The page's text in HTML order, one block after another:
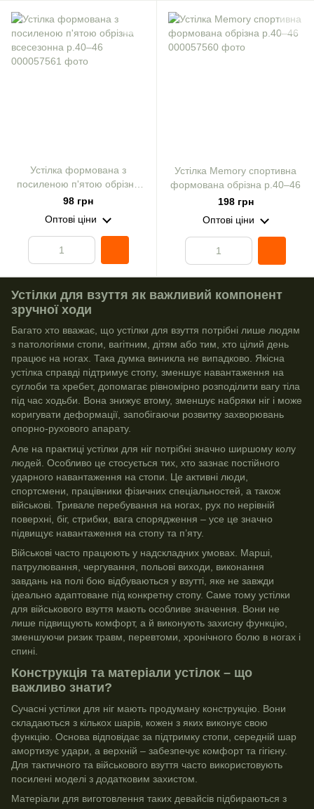
Устілка формована з
посиленою п'ятою обрізна
всесезонна р.40–46
98 грн
Оптові ціни
Устілка Memory спортивна
формована обрізна р.40–46
198 грн
Оптові ціни
Устілки для взуття як важливий компонент
зручної ходи
Багато хто вважає, що устілки для взуття потрібні лише людям
з патологіями стопи, вагітним, дітям або тим, хто цілий день
працює на ногах. Така думка виникла не випадково. Якісна
устілка справді підтримує стопу, зменшує навантаження на
суглоби та хребет, допомагає рівномірно розподілити вагу тіла
під час ходьби. Вона знижує втому, зменшує набряки ніг і може
коригувати деформації, запобігаючи розвитку захворювань
опорно-рухового апарату.
Але на практиці устілки для ніг потрібні значно ширшому колу
людей. Особливо це стосується тих, хто зазнає постійного
ударного навантаження на стопи. Це активні люди,
спортсмени, працівники фізичних спеціальностей, а також
військові. Тривале перебування на ногах, рух по нерівній
поверхні, біг, стрибки, вага спорядження – усе це значно
підвищує навантаження на стопу та п’яту.
Військові часто працюють у надскладних умовах. Марші,
патрулювання, чергування, польові виходи, виконання
завдань на полі бою відбуваються у взутті, яке не завжди
ідеально адаптоване під конкретну стопу. Саме тому устілки
для військового взуття мають особливе значення. Вони не
лише підвищують комфорт, а й виконують захисну функцію,
зменшуючи ризик травм, перевтоми, хронічного болю в ногах і
спині.
Конструкція та матеріали устілок – що
важливо знати?
Сучасні устілки для ніг мають продуману конструкцію. Вони
складаються з кількох шарів, кожен з яких виконує свою
функцію. Основа відповідає за підтримку стопи, середній шар
амортизує удари, а верхній – забезпечує комфорт та гігієну.
Для тактичного та військового взуття часто використовують
посилені моделі з додатковим захистом.
Матеріали для виготовлення таких девайсів підбираються з